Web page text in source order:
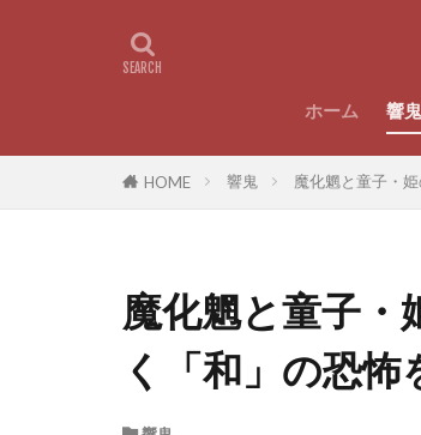
ホーム 響鬼
HOME 響鬼 魔化魍と童子・
魔化魍と童子・
く「和」の恐怖